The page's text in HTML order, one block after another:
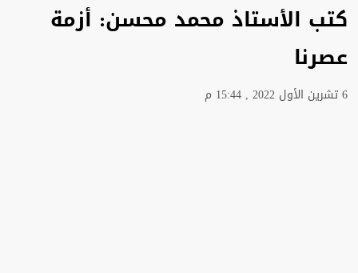
كتب الأستاذ محمد محسن: أزمة
عصرنا
6 تشرين الأول 2022 , 15:44 م